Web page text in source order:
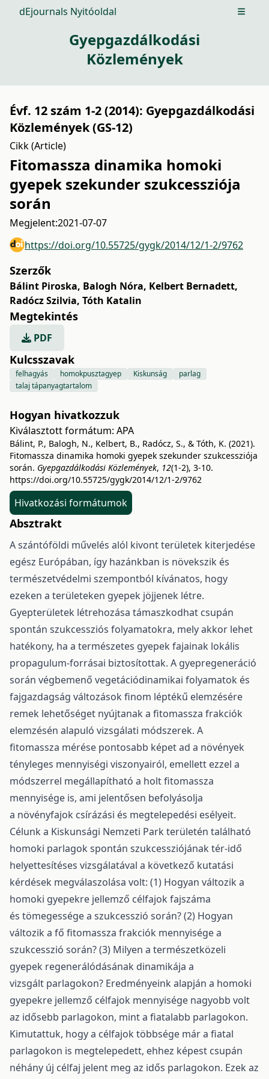
dEjournals Nyitóoldal Open
Gyepgazdálkodási
Közlemények
Évf. 12 szám 1-2 (2014): Gyepgazdálkodási
Közlemények (GS-12)
Cikk (Article)
Fitomassza dinamika homoki
gyepek szekunder szukcessziója
során
Megjelent:2021-07-07
https://doi.org/10.55725/gygk/2014/12/1-2/9762
Szerzők
Bálint Piroska, Balogh Nóra, Kelbert Bernadett,
Radócz Szilvia, Tóth Katalin
Megtekintés
PDF
Kulcsszavak
felhagyás homokpusztagyep Kiskunság
parlag
talaj tápanyagtartalom
Hogyan hivatkozzuk
Kiválasztott formátum: APA
Bálint, P., Balogh, N., Kelbert, B., Radócz, S., & Tóth, K. (2021).
Fitomassza dinamika homoki gyepek szekunder szukcessziója
során. Gyepgazdálkodási Közlemények, 12(1-2), 3-10.
https://doi.org/10.55725/gygk/2014/12/1-2/9762
Hivatkozási formátumok
Absztrakt
A szántóföldi művelés alól kivont területek kiterjedése
egész Európában, így hazánkban is növekszik és
természetvédelmi szempontból kívánatos, hogy
ezeken a területeken gyepek jöjjenek létre.
Gyepterületek létrehozása támaszkodhat csupán
spontán szukcessziós folyamatokra, mely akkor lehet
hatékony, ha a természetes gyepek fajainak lokális
propagulum-forrásai biztosítottak. A gyepregeneráció
során végbemenő vegetációdinamikai folyamatok és
fajgazdagság változások finom léptékű elemzésére
remek lehetőséget nyújtanak a fitomassza frakciók
elemzésén alapuló vizsgálati módszerek. A
fitomassza mérése pontosabb képet ad a növények
tényleges mennyiségi viszonyairól, emellett ezzel a
módszerrel megállapítható a holt fitomassza
mennyisége is, ami jelentősen befolyásolja
a növényfajok csírázási és megtelepedési esélyeit.
Célunk a Kiskunsági Nemzeti Park területén található
homoki parlagok spontán szukcessziójának tér-idő
helyettesítéses vizsgálatával a következő kutatási
kérdések megválaszolása volt: (1) Hogyan változik a
homoki gyepekre jellemző célfajok fajszáma
és tömegessége a szukcesszió során? (2) Hogyan
változik a fő fitomassza frakciók mennyisége a
szukcesszió során? (3) Milyen a természetközeli
gyepek regenerálódásának dinamikája a
vizsgált parlagokon? Eredményeink alapján a homoki
gyepekre jellemző célfajok mennyisége nagyobb volt
az idősebb parlagokon, mint a fiatalabb parlagokon.
Kimutattuk, hogy a célfajok többsége már a fiatal
parlagokon is megtelepedett, ehhez képest csupán
néhány új célfaj jelent meg az idős parlagokon. Ezek az